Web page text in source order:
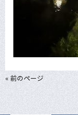
« 前のページ